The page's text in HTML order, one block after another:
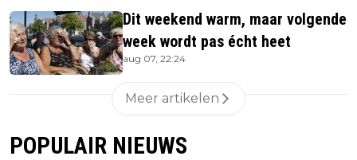
Dit weekend warm, maar volgende
week wordt pas écht heet
aug 07, 22:24
Meer artikelen
POPULAIR NIEUWS